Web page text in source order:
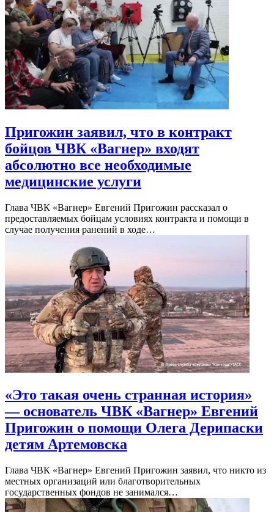
Пригожин заявил, что в контракт
бойцов ЧВК «Вагнер» входят
абсолютно все необходимые
медицинские услуги
Глава ЧВК «Вагнер» Евгений Пригожин рассказал о
предоставляемых бойцам условиях контракта и помощи в
случае получения ранений в ходе…
«Это такая очень странная история»
— основатель ЧВК «Вагнер» Евгений
Пригожин о помощи Олега Дерипаски
детям Артемовска
Глава ЧВК «Вагнер» Евгений Пригожин заявил, что никто из
местных организаций или благотворительных
государственных фондов не занимался…